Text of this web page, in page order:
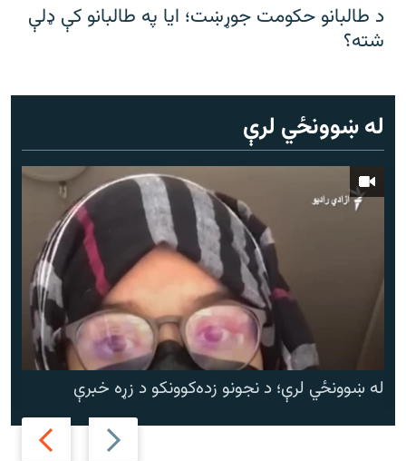
د طالبانو حکومت جوړښت؛ ایا په طالبانو کې ډلې
شته؟
له ښوونځي لرې
Previous
slide
Next
slide
له ښوونځي لرې؛ د نجونو زده‌کوونکو د زړه خبرې